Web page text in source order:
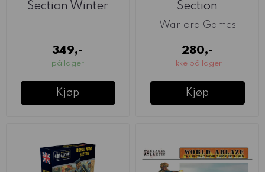
Section Winter
349,-
på lager
Kjøp
Section
Warlord Games
280,-
Ikke på lager
Kjøp